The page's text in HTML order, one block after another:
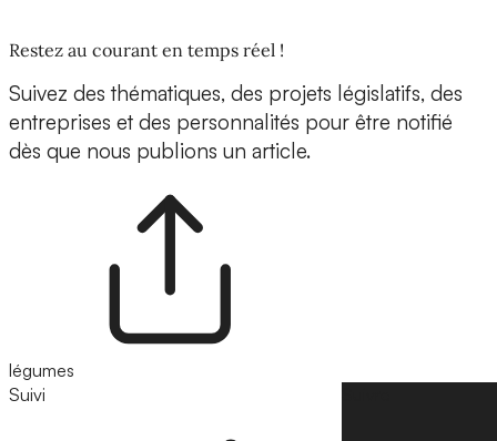
Restez au courant en temps réel !
Suivez des thématiques, des projets législatifs, des
entreprises et des personnalités pour être notifié
dès que nous publions un article.
légumes
Suivi